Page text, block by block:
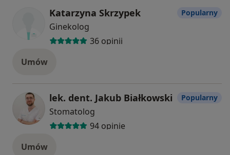
Katarzyna Skrzypek
Ginekolog
36 opinii
Popularny
Umów
lek. dent. Jakub Białkowski
Stomatolog
94 opinie
Popularny
Umów